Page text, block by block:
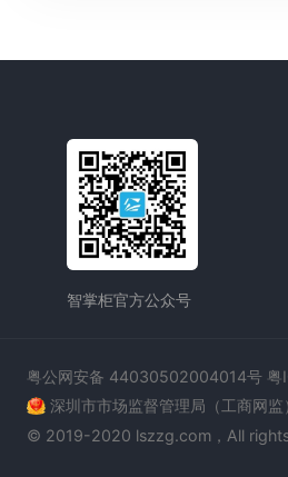
智掌柜官方公众号
粤公网安备 44030502004014号 粤
深圳市市场监督管理局（工商网监
© 2019-2020 lszzg.com，All